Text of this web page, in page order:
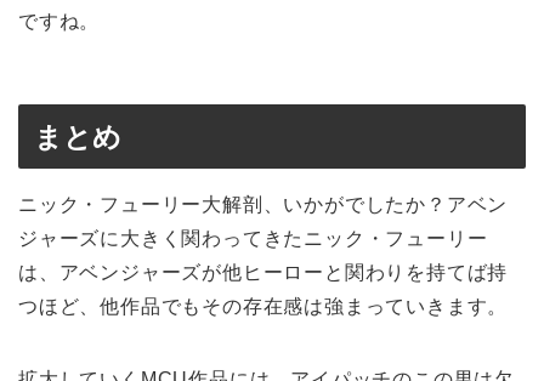
ですね。
まとめ
ニック・フューリー大解剖、いかがでしたか？アベン
ジャーズに大きく関わってきたニック・フューリー
は、アベンジャーズが他ヒーローと関わりを持てば持
つほど、他作品でもその存在感は強まっていきます。